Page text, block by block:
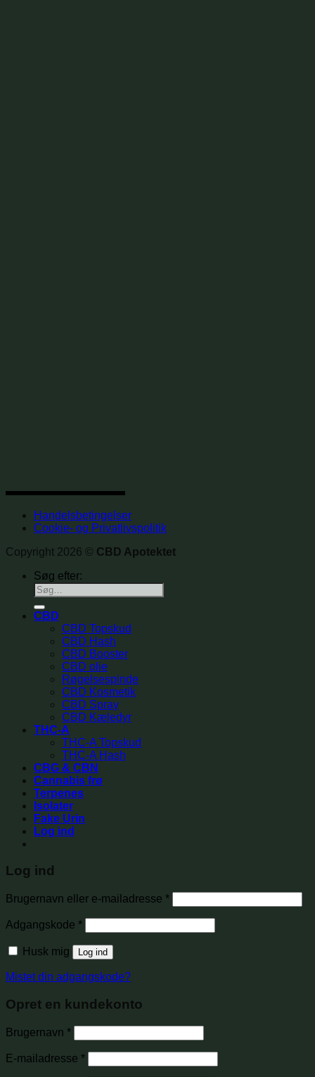
Handelsbetingelser
Cookie- og Privatlivspolitik
Copyright 2026 © CBD Apotektet
Søg efter:
CBD
CBD Topskud
CBD Hash
CBD Booster
CBD olie
Røgelsespinde
CBD Kosmetik
CBD Spray
CBD Kæledyr
THC-A
THC-A Topskud
THC-A Hash
CBG & CBN
Cannabis frø
Terpenes
Isolater
Fake Urin
Log ind
Log ind
Brugernavn eller e-mailadresse *
Adgangskode *
Husk mig Log ind
Mistet din adgangskode?
Opret en kundekonto
Brugernavn *
E-mailadresse *